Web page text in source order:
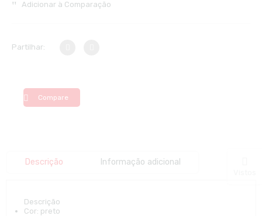
Adicionar à Comparação
Partilhar:
Compare
Descrição Informação adicional
Descrição
Cor: preto